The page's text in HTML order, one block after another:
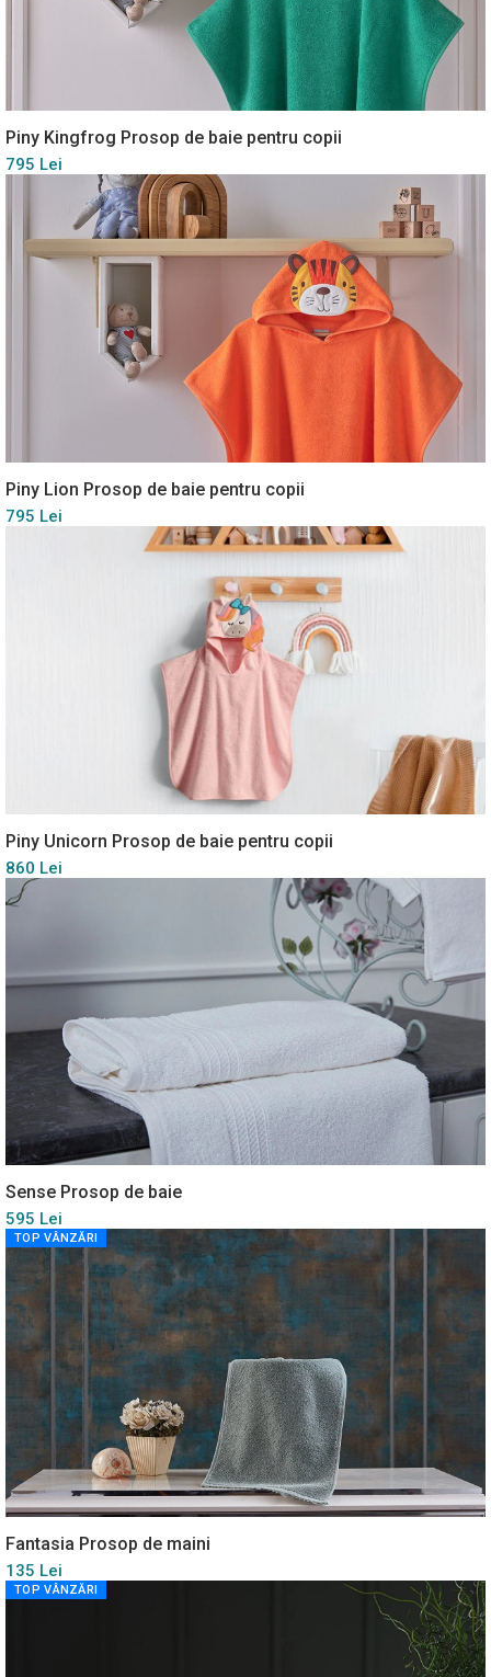
Piny Kingfrog Prosop de baie pentru copii
795 Lei
Piny Lion Prosop de baie pentru copii
795 Lei
Piny Unicorn Prosop de baie pentru copii
860 Lei
Sense Prosop de baie
595 Lei
TOP VÂNZĂRI
Fantasia Prosop de maini
135 Lei
TOP VÂNZĂRI